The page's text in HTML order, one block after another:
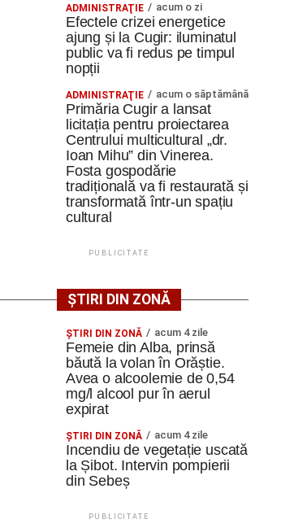
ADMINISTRAŢIE acum o zi
Efectele crizei energetice
ajung și la Cugir: iluminatul
public va fi redus pe timpul
nopții
ADMINISTRAŢIE acum o săptămână
Primăria Cugir a lansat
licitația pentru proiectarea
Centrului multicultural „dr.
Ioan Mihu” din Vinerea.
Fosta gospodărie
tradițională va fi restaurată și
transformată într-un spațiu
cultural
PUBLICITATE
ȘTIRI DIN ZONĂ
ŞTIRI DIN ZONĂ acum 4 zile
Femeie din Alba, prinsă
băută la volan în Orăștie.
Avea o alcoolemie de 0,54
mg/l alcool pur în aerul
expirat
ŞTIRI DIN ZONĂ acum 4 zile
Incendiu de vegetație uscată
la Șibot. Intervin pompierii
din Sebeș
PUBLICITATE